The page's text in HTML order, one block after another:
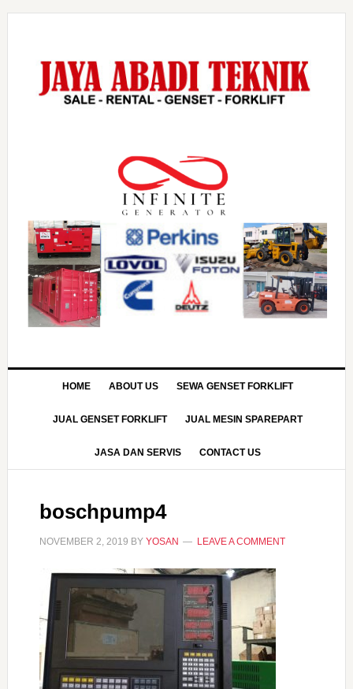
HOME ABOUT US SEWA GENSET FORKLIFT
JUAL GENSET FORKLIFT JUAL MESIN SPAREPART
JASA DAN SERVIS CONTACT US
boschpump4
NOVEMBER 2, 2019 BY YOSAN LEAVE A COMMENT